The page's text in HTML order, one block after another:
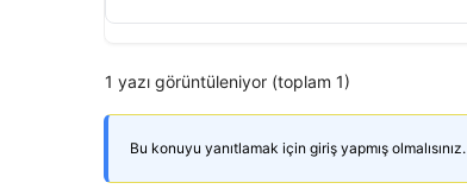
1 yazı görüntüleniyor (toplam 1)
Bu konuyu yanıtlamak için giriş yapmış olmalısınız.